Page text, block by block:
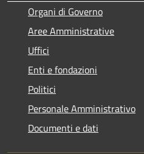
Organi di Governo
Aree Amministrative
Uffici
Enti e fondazioni
Politici
Personale Amministrativo
Documenti e dati